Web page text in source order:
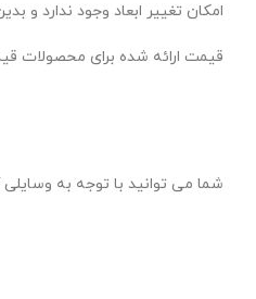
امکان تغییر ابعاد وجود ندارد و
قیمت ارائه شده برای محصولات
شما می توانید با توجه به